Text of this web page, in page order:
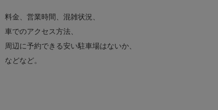
料金、営業時間、混雑状況、
車でのアクセス方法、
周辺に予約できる安い駐車場はないか、
などなど。